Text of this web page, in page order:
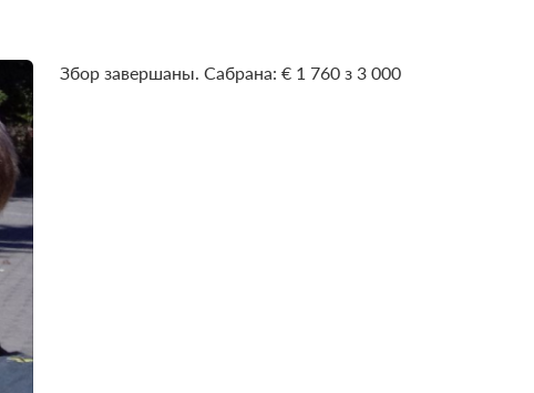
Збор завершаны. Сабрана: € 1 760 з 3 000